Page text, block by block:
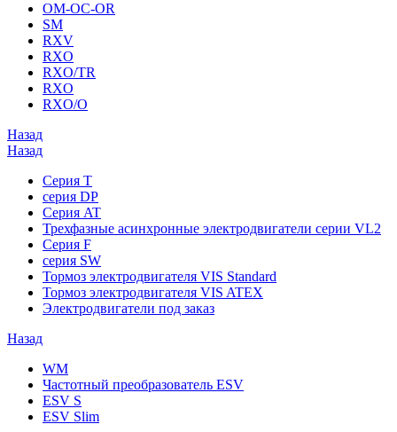
OM-OC-OR
SM
RXV
RXO
RXO/TR
RXO
RXO/O
Назад
Назад
Серия T
серия DP
Серия AT
Трехфазные асинхронные электродвигатели серии VL2
Серия F
серия SW
Тормоз электродвигателя VIS Standard
Тормоз электродвигателя VIS ATEX
Электродвигатели под заказ
Назад
WM
Частотный преобразователь ESV
ESV S
ESV Slim